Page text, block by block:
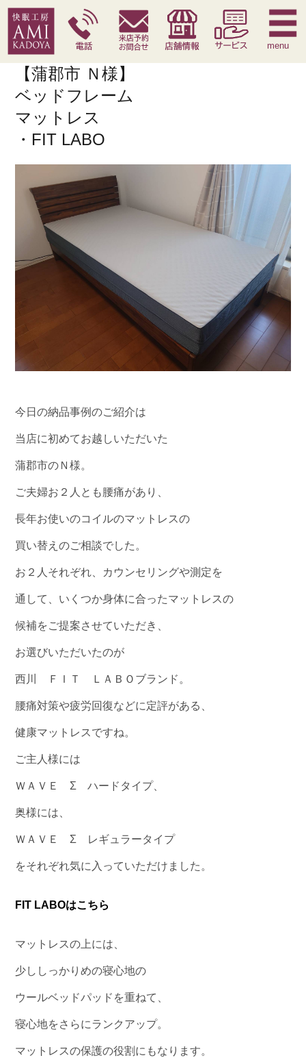
快眠枕 腰痛対策寝具 季節寝具 サービス
menu
【蒲郡市 Ｎ様】
ベッドフレーム
マットレス
・FIT LABO
今日の納品事例のご紹介は
当店に初めてお越しいただいた
蒲郡市のＮ様。
ご夫婦お２人とも腰痛があり、
長年お使いのコイルのマットレスの
買い替えのご相談でした。
お２人それぞれ、カウンセリングや測定を
通して、いくつか身体に合ったマットレスの
候補をご提案させていただき、
お選びいただいたのが
西川 ＦＩＴ ＬＡＢＯブランド。
腰痛対策や疲労回復などに定評がある、
健康マットレスですね。
ご主人様には
ＷＡＶＥ Σ ハードタイプ、
奥様には、
ＷＡＶＥ Σ レギュラータイプ
をそれぞれ気に入っていただけました。
FIT LABOはこちら
マットレスの上には、
少ししっかりめの寝心地の
ウールベッドパッドを重ねて、
寝心地をさらにランクアップ。
マットレスの保護の役割にもなります。